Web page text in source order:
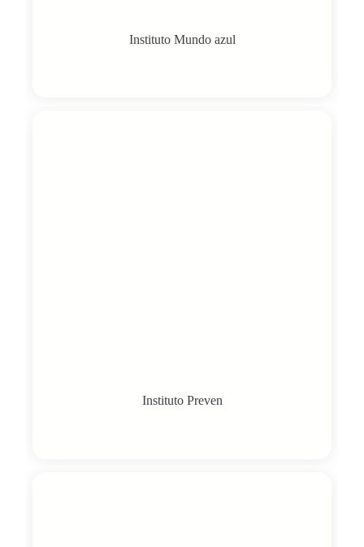
Instituto Mundo azul
Instituto Preven